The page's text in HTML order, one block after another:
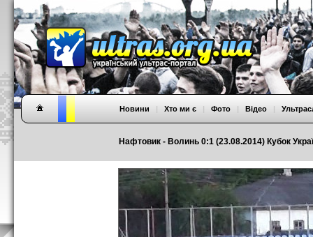
Нафтовик - Волинь 0:1 (23.08.2014) Кубок
Новини | Хто ми є | Фото | Відео |